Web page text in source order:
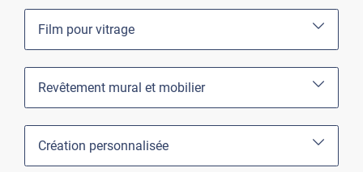
Film pour vitrage
Revêtement mural et mobilier
Création personnalisée